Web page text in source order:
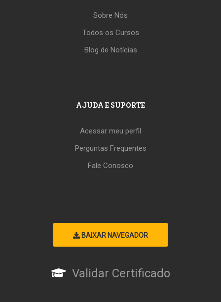
Sobre Nós
Todos os Cursos
Blog de Notícias
AJUDA E SUPORTE
Acessar meu perfil
Perguntas Frequentes
Fale Conosco
BAIXAR NAVEGADOR
Validar Certificado